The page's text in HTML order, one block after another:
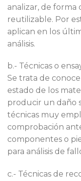
analizar, de forma
reutilizable. Por
aplican en los
análisis.
b.- Técnicas o
Se trata de
estado de los
producir un daño
técnicas muy
comprobación
componentes o
para análisis de
c.- Técnicas de